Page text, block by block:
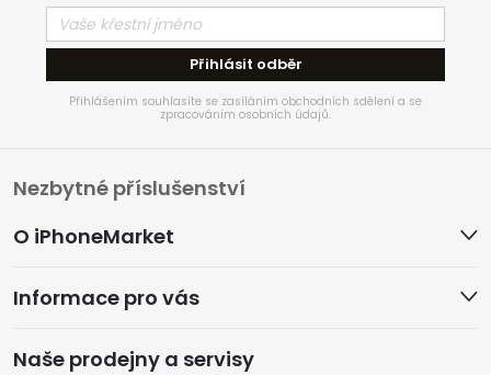
Přihlásit odběr
Přihlášením souhlasíte se zasíláním obchodních sdělení a se
zpracováním osobních údajů.
Z
á
p
a
O iPhoneMarket
Informace pro vás
Naše prodejny a servisy
Nezbytné příslušenství